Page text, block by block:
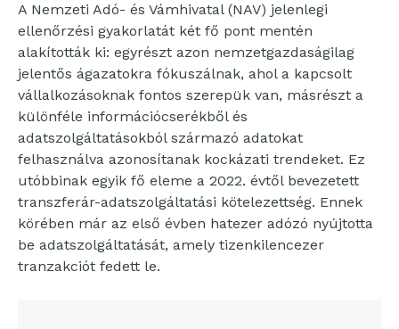
A Nemzeti Adó- és Vámhivatal (NAV) jelenlegi
ellenőrzési gyakorlatát két fő pont mentén
alakították ki: egyrészt azon nemzetgazdaságilag
jelentős ágazatokra fókuszálnak, ahol a kapcsolt
vállalkozásoknak fontos szerepük van, másrészt a
különféle információcserékből és
adatszolgáltatásokból származó adatokat
felhasználva azonosítanak kockázati trendeket. Ez
utóbbinak egyik fő eleme a 2022. évtől bevezetett
transzferár-adatszolgáltatási kötelezettség. Ennek
körében már az első évben hatezer adózó nyújtotta
be adatszolgáltatását, amely tizenkilencezer
tranzakciót fedett le.